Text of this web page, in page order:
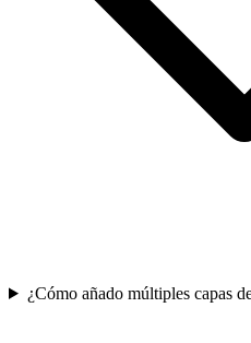
¿Cómo añado múltiples capas